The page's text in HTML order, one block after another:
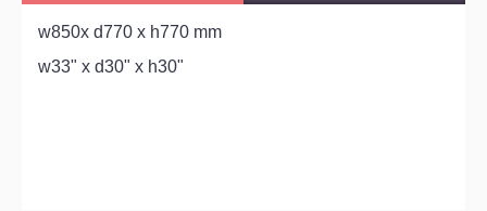
w850x d770 x h770 mm
w33" x d30" x h30"